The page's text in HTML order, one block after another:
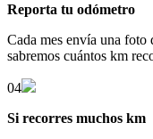
Reporta tu odómetro
Cada mes envía una foto
sabremos cuántos km
04
Si recorres muchos km